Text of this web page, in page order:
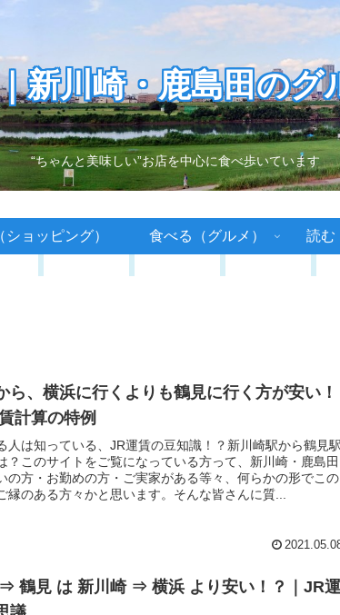
新川崎・鹿島田のグ
“ちゃんと美味しい”お店を中心に食べ歩いています
ショッピング） 食べる（グルメ） 読む
ら、横浜に行くよりも鶴見に行く方が安い！
計算の特例
人は知っている、JR運賃の豆知識！？新川崎駅から鶴見駅
？このサイトをご覧になっている方って、新川崎・鹿島田
の方・お勤めの方・ご実家がある等々、何らかの形でこの
縁のある方々かと思います。そんな皆さんに質...
鶴見 は 新川崎 ⇒ 横浜 より安い！？｜JR運